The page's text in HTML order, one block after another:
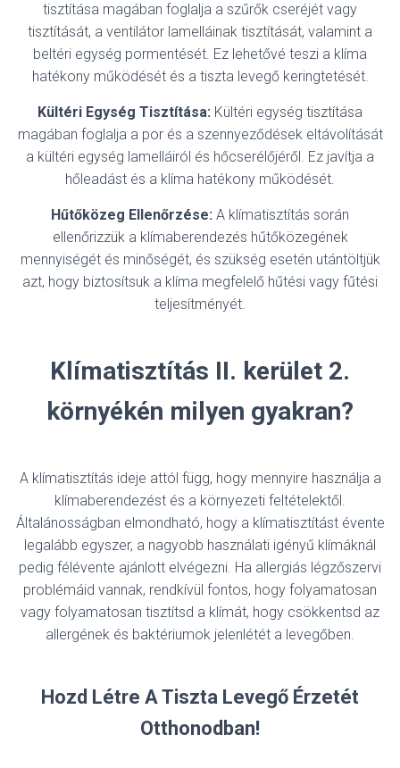
tisztítása magában foglalja a szűrők cseréjét vagy
tisztítását, a ventilátor lamelláinak tisztítását, valamint a
beltéri egység pormentését. Ez lehetővé teszi a klíma
hatékony működését és a tiszta levegő keringtetését.
Kültéri Egység Tisztítása: Kültéri egység tisztítása
magában foglalja a por és a szennyeződések eltávolítását
a kültéri egység lamelláiról és hőcserélőjéről. Ez javítja a
hőleadást és a klíma hatékony működését.
Hűtőközeg Ellenőrzése: A klímatisztítás során
ellenőrizzük a klímaberendezés hűtőközegének
mennyiségét és minőségét, és szükség esetén utántöltjük
azt, hogy biztosítsuk a klíma megfelelő hűtési vagy fűtési
teljesítményét.
Klímatisztítás II. kerület 2.
környékén milyen gyakran?
A klímatisztítás ideje attól függ, hogy mennyire használja a
klímaberendezést és a környezeti feltételektől.
Általánosságban elmondható, hogy a klímatisztítást évente
legalább egyszer, a nagyobb használati igényű klímáknál
pedig félévente ajánlott elvégezni. Ha allergiás légzőszervi
problémáid vannak, rendkívül fontos, hogy folyamatosan
vagy folyamatosan tisztítsd a klímát, hogy csökkentsd az
allergének és baktériumok jelenlétét a levegőben.
Hozd Létre A Tiszta Levegő Érzetét
Otthonodban!